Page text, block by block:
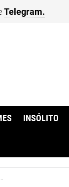
Telegram.
INSÓLITO